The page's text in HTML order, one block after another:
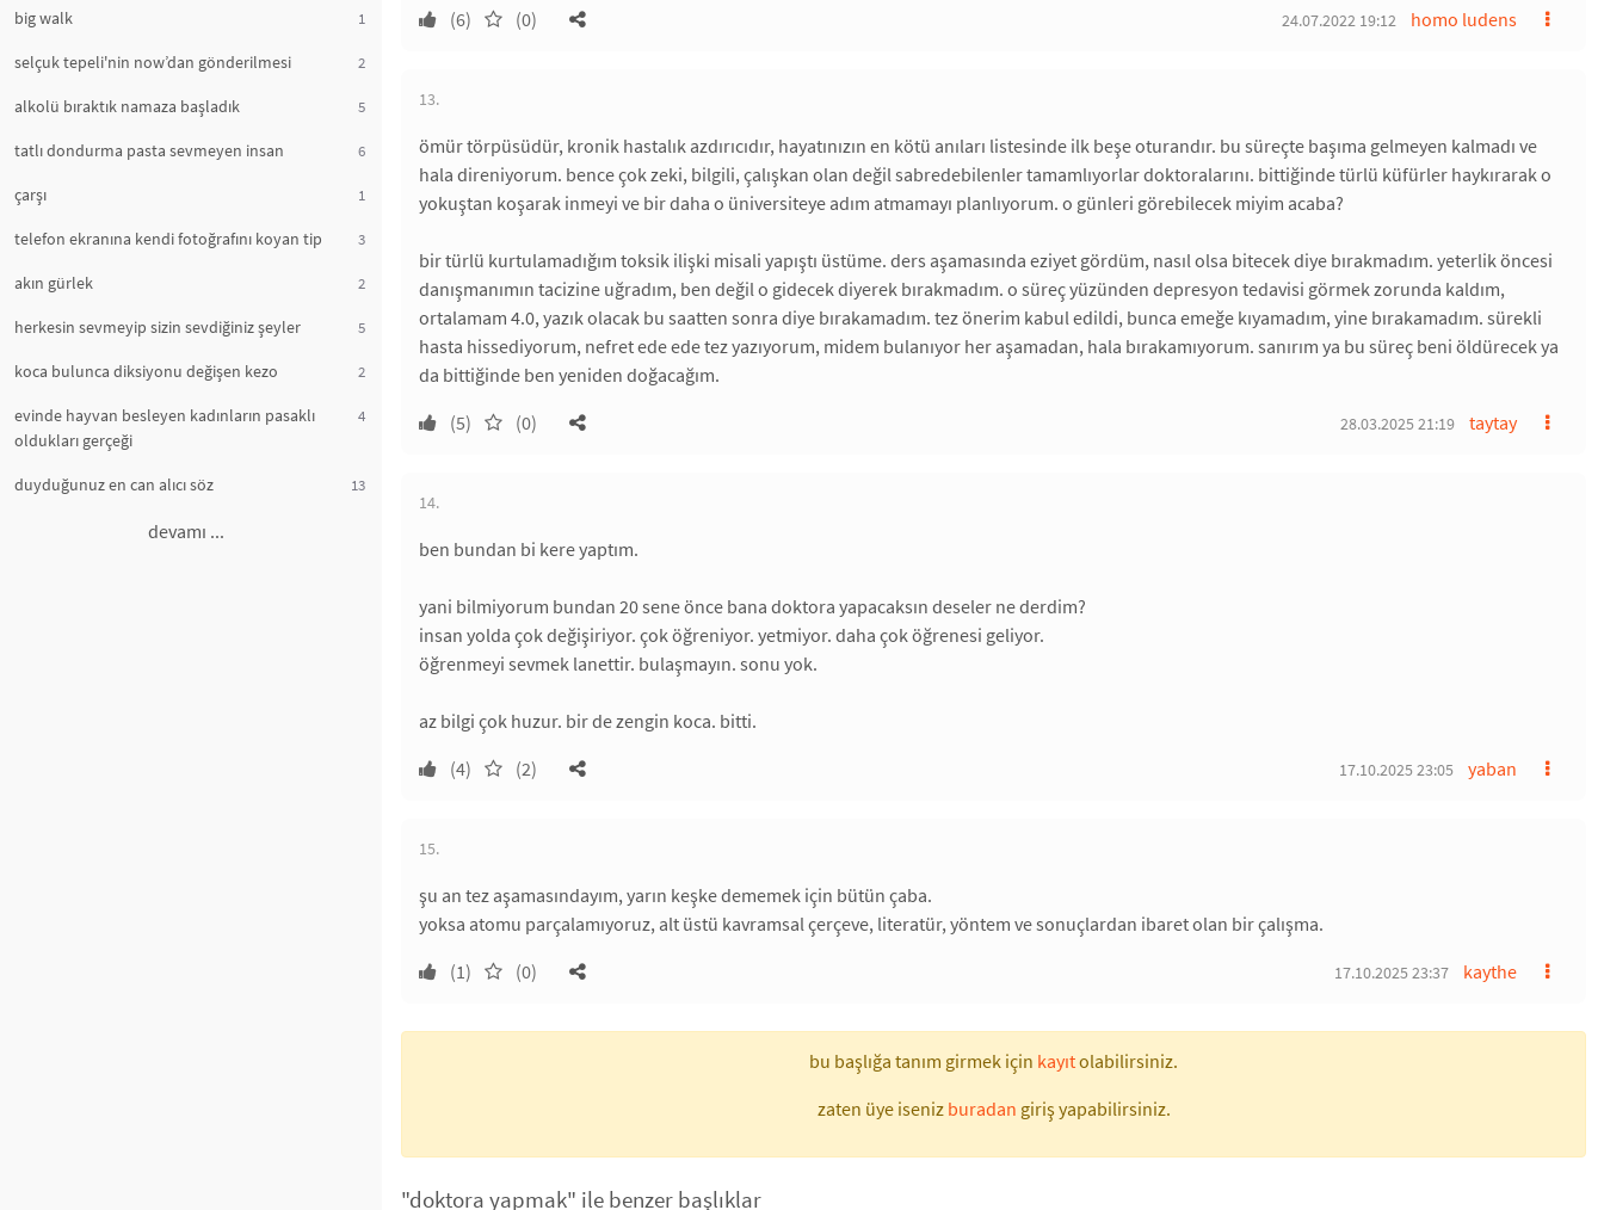
big walk 1
selçuk tepeli'nin now’dan gönderilmesi 2
alkolü bıraktık namaza başladık 5
tatlı dondurma pasta sevmeyen insan 6
çarşı 1
telefon ekranına kendi fotoğrafını koyan tip 3
akın gürlek 2
herkesin sevmeyip sizin sevdiğiniz şeyler 5
koca bulunca diksiyonu değişen kezo 2
evinde hayvan besleyen kadınların pasaklı
oldukları gerçeği
4
duyduğunuz en can alıcı söz 13
devamı ...
(6)
(0) homo ludens
24.07.2022 19:12
13.
ömür törpüsüdür, kronik hastalık azdırıcıdır, hayatınızın en kötü anıları listesinde ilk beşe oturandır. bu süreçte başıma gelmeyen kalmadı ve
hala direniyorum. bence çok zeki, bilgili, çalışkan olan değil sabredebilenler tamamlıyorlar doktoralarını. bittiğinde türlü küfürler haykırarak o
yokuştan koşarak inmeyi ve bir daha o üniversiteye adım atmamayı planlıyorum. o günleri görebilecek miyim acaba?
bir türlü kurtulamadığım toksik ilişki misali yapıştı üstüme. ders aşamasında eziyet gördüm, nasıl olsa bitecek diye bırakmadım. yeterlik öncesi
danışmanımın tacizine uğradım, ben değil o gidecek diyerek bırakmadım. o süreç yüzünden depresyon tedavisi görmek zorunda kaldım,
ortalamam 4.0, yazık olacak bu saatten sonra diye bırakamadım. tez önerim kabul edildi, bunca emeğe kıyamadım, yine bırakamadım. sürekli
hasta hissediyorum, nefret ede ede tez yazıyorum, midem bulanıyor her aşamadan, hala bırakamıyorum. sanırım ya bu süreç beni öldürecek ya
da bittiğinde ben yeniden doğacağım.
(5)
(0) taytay
28.03.2025 21:19
14.
ben bundan bi kere yaptım.
yani bilmiyorum bundan 20 sene önce bana doktora yapacaksın deseler ne derdim?
insan yolda çok değişiriyor. çok öğreniyor. yetmiyor. daha çok öğrenesi geliyor.
öğrenmeyi sevmek lanettir. bulaşmayın. sonu yok.
az bilgi çok huzur. bir de zengin koca. bitti.
(4)
(2) yaban
17.10.2025 23:05
15.
şu an tez aşamasındayım, yarın keşke dememek için bütün çaba.
yoksa atomu parçalamıyoruz, alt üstü kavramsal çerçeve, literatür, yöntem ve sonuçlardan ibaret olan bir çalışma.
(1)
(0) kaythe
17.10.2025 23:37
bu başlığa tanım girmek için kayıtolabilirsiniz.
zaten üye iseniz buradan giriş yapabilirsiniz.
"doktora yapmak" ile benzer başlıklar